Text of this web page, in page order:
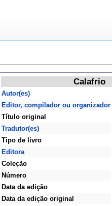
Calafrio
Autor(es)
Editor, compilador ou organizador
Título original
Tradutor(es)
Tipo de livro
Editora
Coleção
Número
Data da edição
Data da edição original